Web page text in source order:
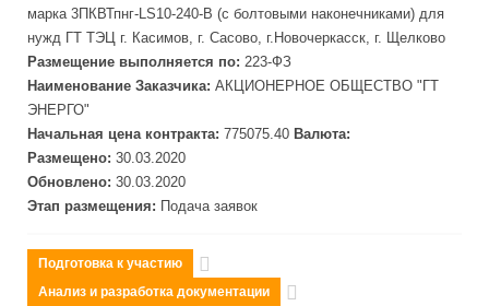
марка 3ПКВТпнг-LS10-240-B (с болтовыми наконечниками) для
нужд ГТ ТЭЦ г. Касимов, г. Сасово, г.Новочеркасск, г. Щелково
Размещение выполняется по: 223-ФЗ
Наименование Заказчика: АКЦИОНЕРНОЕ ОБЩЕСТВО "ГТ
ЭНЕРГО"
Начальная цена контракта: 775075.40 Валюта:
Размещено: 30.03.2020
Обновлено: 30.03.2020
Этап размещения: Подача заявок
Подготовка к участию
Анализ и разработка документации